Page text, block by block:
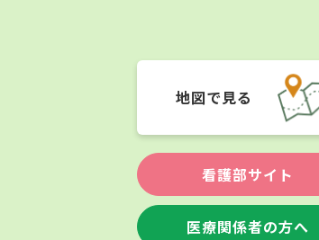
地図で見る
看護部サイト
医療関係者の方へ